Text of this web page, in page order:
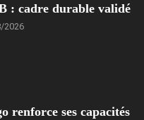
: cadre durable validé
2026
renforce ses capacités